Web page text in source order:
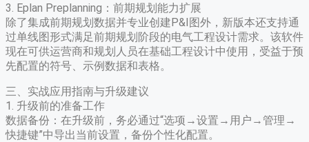
3. Eplan Preplanning：前期规划能力扩展
除了集成前期规划数据并专业创建P&I图外，新版本还支持通
过单线图形式满足前期规划阶段的电气工程设计需求。该软件
现在可供运营商和规划人员在基础工程设计中使用，受益于预
先配置的符号、示例数据和表格。
三、实战应用指南与升级建议
1. 升级前的准备工作
​数据备份​：在升级前，务必通过“选项→设置→用户→管理→
快捷键”中导出当前设置，备份个性化配置。